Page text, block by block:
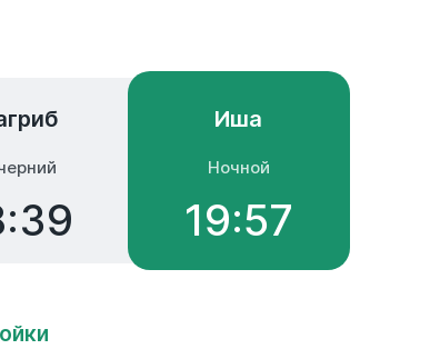
Иша
Ночной
19:57